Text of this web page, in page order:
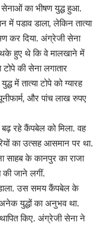
सेनाओं का भीषण युद्ध हुआ.
में पडाव डाला, लेकिन तात्या
कर दिया. अंग्रेजी सेना
हुए थे कि वे मालखाने में
की सेना लगातार
में तात्या टोपे को ग्यारह
और पांच लाख रुपए
रहे कैंपबेल को मिला. वह
का उत्सह आसमान पर था.
साहब के कानपुर का राजा
की जाने लगीं.
उस समय कैंपबेल के
युद्धों का अनुभव था.
किए. अंग्रेजी सेना ने